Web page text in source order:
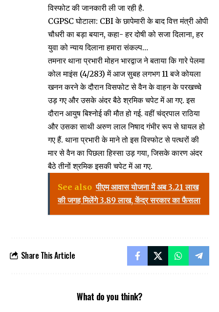
विस्फोट की जानकारी ली जा रही है.
CGPSC घोटाला: CBI के छापेमारी के बाद वित्त मंत्री ओपी
चौधरी का बड़ा बयान, कहा- हर दोषी को सजा दिलाना, हर
युवा को न्याय दिलाना हमारा संकल्प…
तमनार थाना प्रभारी मोहन भारद्वाज ने बताया कि गारे पेलमा
कोल माइंस (4/283) में आज सुबह लगभग 11 बजे कोयला
खनन करने के दौरान विसफोट से वैन के वाहन के परखच्चे
उड़ गए और उसके अंदर बैठे श्रमिक चपेट में आ गए. इस
दौरान आयुष बिश्नोई की मौत हो गई. वहीं चंद्रपाल राठिया
और उसका साथी अरुण लाल निषाद गंभीर रूप से घायल हो
गए हैं. थाना प्रभारी के माने तो इस विस्फोट से पत्थरों की
मार से वैन का पिछला हिस्सा उड़ गया, जिसके कारण अंदर
बैठे तीनों श्रमिक इसकी चपेट में आ गए.
See also पीएम आवास योजना में अब 3.21 लाख
की जगह मिलेंगे 3.89 लाख, केंद्र सरकार का फैसला
Share This Article
What do you think?